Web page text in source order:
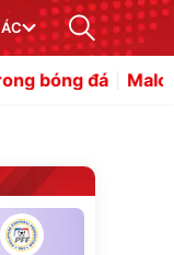
Malo Gusto là